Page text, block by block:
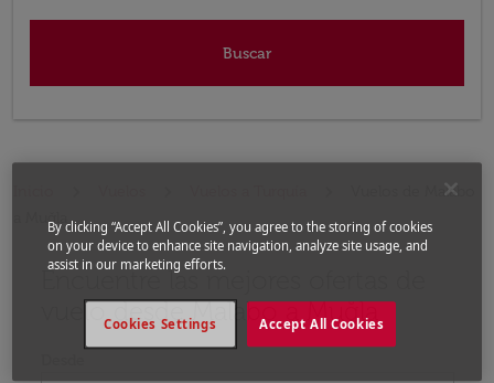
Buscar
Vuelos de Malabo
a Muğla
Encuentre las mejores ofertas de
vuelo desde Malabo a Muğla
Por favor, intente actualizar su ruta (origen y / o
By clicking “Accept All Cookies”, you agree to the storing of cookies
on your device to enhance site navigation, analyze site usage, and
assist in our marketing efforts.
Accept All Cookies
Cookies Settings